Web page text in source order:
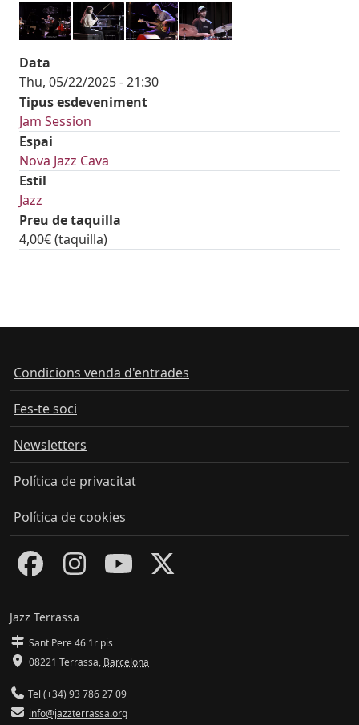
Data
Thu, 05/22/2025 - 21:30
Tipus esdeveniment
Jam Session
Espai
Nova Jazz Cava
Estil
Jazz
Preu de taquilla
4,00€ (taquilla)
Condicions venda d'entrades
Fes-te soci
Newsletters
Política de privacitat
Política de cookies
Jazz Terrassa
Sant Pere 46 1r pis
08221 Terrassa, Barcelona
Tel (+34) 93 786 27 09
info@jazzterrassa.org